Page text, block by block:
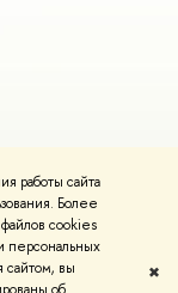
работы сайта
Более
cookies
персональных
сайтом, вы
✖